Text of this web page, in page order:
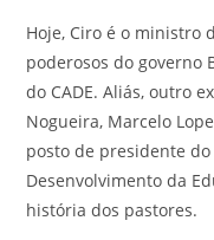
Hoje, Ciro é o ministro
poderosos do governo
do CADE. Aliás, outro
Nogueira, Marcelo
posto de presidente
Desenvolvimento da
história dos pastores.